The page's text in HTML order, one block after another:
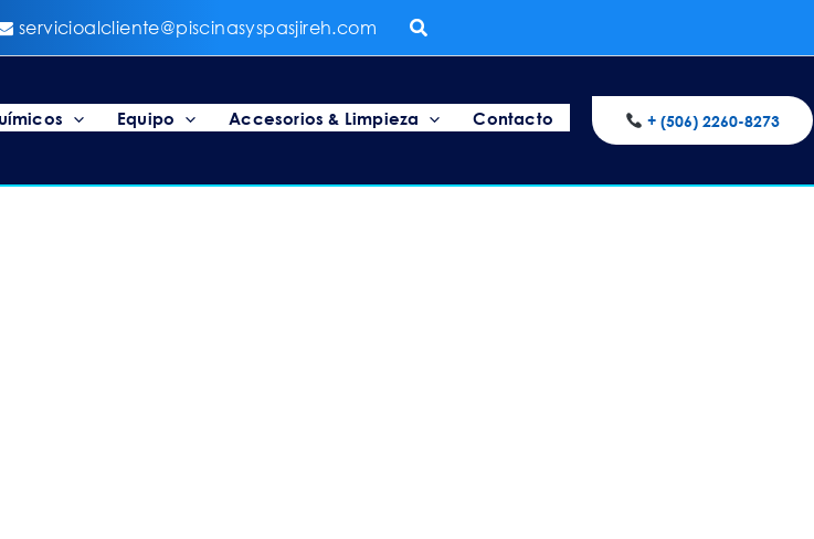
servicioalcliente@piscinasyspasjireh.com Buscar
Equipo Accesorios & Limpieza Contacto + (506) 2260-8273